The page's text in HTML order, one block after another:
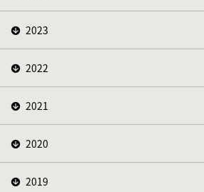
2023
2022
2021
2020
2019